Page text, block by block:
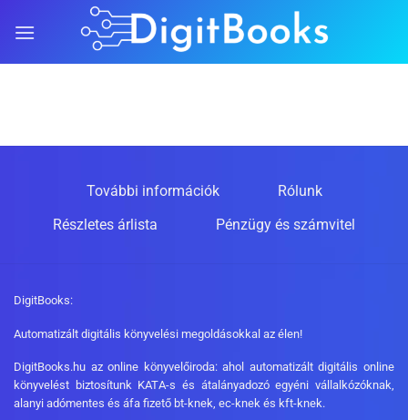
További információk
Rólunk
Részletes árlista
Pénzügy és számvitel
DigitBooks:
Automatizált digitális könyvelési megoldásokkal az élen!
DigitBooks.hu az online könyvelőiroda: ahol automatizált digitális online
könyvelést biztosítunk KATA-s és átalányadozó egyéni vállalkózóknak,
alanyi adómentes és áfa fizető bt-knek, ec-knek és kft-knek.